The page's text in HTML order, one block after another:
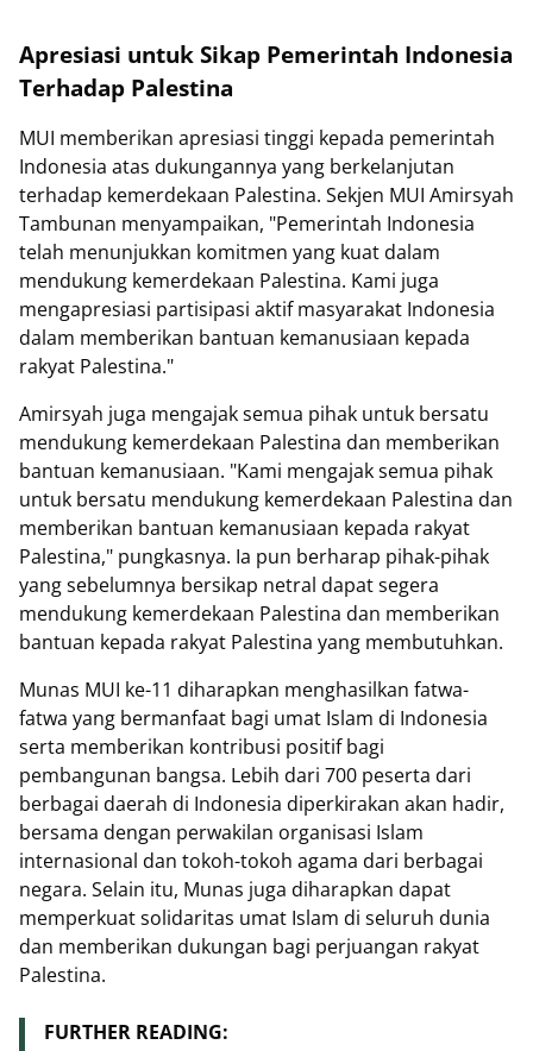
Apresiasi untuk Sikap Pemerintah Indonesia
Terhadap Palestina
MUI memberikan apresiasi tinggi kepada pemerintah
Indonesia atas dukungannya yang berkelanjutan
terhadap kemerdekaan Palestina. Sekjen MUI Amirsyah
Tambunan menyampaikan, "Pemerintah Indonesia
telah menunjukkan komitmen yang kuat dalam
mendukung kemerdekaan Palestina. Kami juga
mengapresiasi partisipasi aktif masyarakat Indonesia
dalam memberikan bantuan kemanusiaan kepada
rakyat Palestina."
Amirsyah juga mengajak semua pihak untuk bersatu
mendukung kemerdekaan Palestina dan memberikan
bantuan kemanusiaan. "Kami mengajak semua pihak
untuk bersatu mendukung kemerdekaan Palestina dan
memberikan bantuan kemanusiaan kepada rakyat
Palestina," pungkasnya. Ia pun berharap pihak-pihak
yang sebelumnya bersikap netral dapat segera
mendukung kemerdekaan Palestina dan memberikan
bantuan kepada rakyat Palestina yang membutuhkan.
Munas MUI ke-11 diharapkan menghasilkan fatwa-
fatwa yang bermanfaat bagi umat Islam di Indonesia
serta memberikan kontribusi positif bagi
pembangunan bangsa. Lebih dari 700 peserta dari
berbagai daerah di Indonesia diperkirakan akan hadir,
bersama dengan perwakilan organisasi Islam
internasional dan tokoh-tokoh agama dari berbagai
negara. Selain itu, Munas juga diharapkan dapat
memperkuat solidaritas umat Islam di seluruh dunia
dan memberikan dukungan bagi perjuangan rakyat
Palestina.
FURTHER READING: